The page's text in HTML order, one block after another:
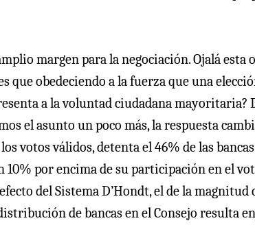
margen para la negociación. Ojalá esta
que obedeciendo a la fuerza que una
a la voluntad ciudadana
el asunto un poco más, la respuesta
votos válidos, detenta el 46% de las
por encima de su participación en el
del Sistema D’Hondt, el de la
de bancas en el Consejo resulta